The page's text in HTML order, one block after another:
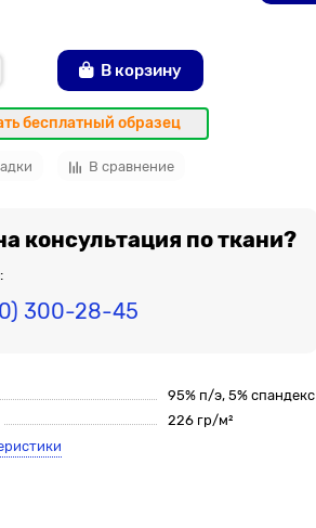
В корзину
бесплатный образец
В сравнение
консультация по ткани?
300-28-45
95% п/э, 5% спандекс
226 гр/м²